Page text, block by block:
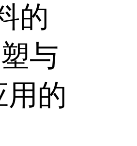
的
与
的